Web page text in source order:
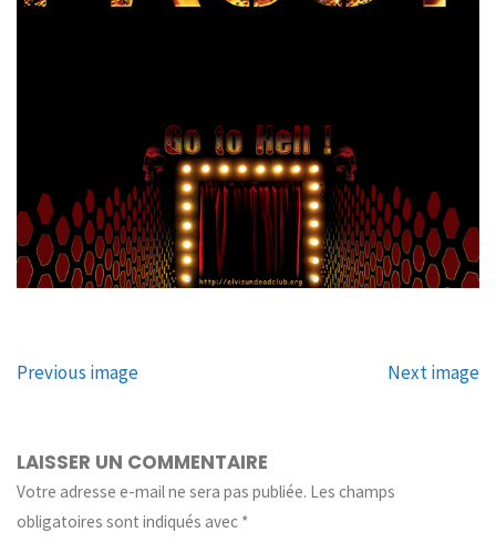
Previous image Next image
LAISSER UN COMMENTAIRE
Votre adresse e-mail ne sera pas publiée. Les champs
obligatoires sont indiqués avec *